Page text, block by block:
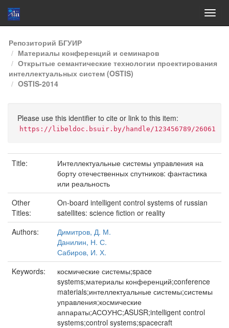
Skip
navigation
Репозиторий БГУИР
Материалы конференций и семинаров
Открытые семантические технологии проектирования
интеллектуальных систем (OSTIS)
OSTIS-2014
Please use this identifier to cite or link to this item:
https://libeldoc.bsuir.by/handle/123456789/26061
Title:
Интеллектуальные системы управления на
борту отечественных спутников: фантастика
или реальность
Other
Titles:
On-board intelligent control systems of russian
satellites: science fiction or reality
Authors:
Димитров, Д. М.
Данилин, Н. С.
Сабиров, И. Х.
Keywords:
космические системы;space
systems;материалы конференций;conference
materials;интеллектуальные системы;системы
управления;космические
аппараты;АСОУНС;ASUSR;intelligent control
systems;control systems;spacecraft